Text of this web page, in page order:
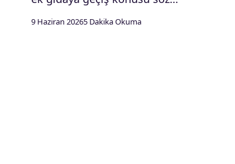
9 Haziran 20265 Dakika Okuma